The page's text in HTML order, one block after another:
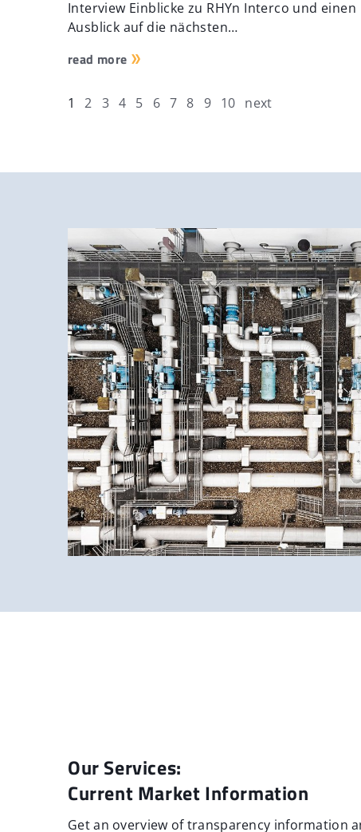
Interview Einblicke zu RHYn Interco und einen
Ausblick auf die nächsten…
read more
1 2 3 4 5 6 7 8 9 10 next
Our Services:
Current Market Information
Get an overview of transparency information